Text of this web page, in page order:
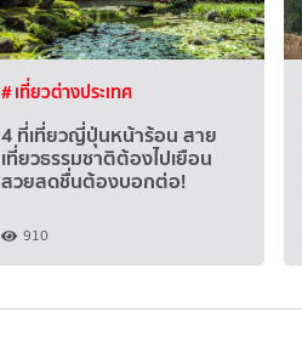
# เที่ยวต่างประเทศ
4 ที่เที่ยวญี่ปุ่นหน้าร้อน สาย
เที่ยวธรรมชาติต้องไปเยือน
สวยสดชื่นต้องบอกต่อ!
910